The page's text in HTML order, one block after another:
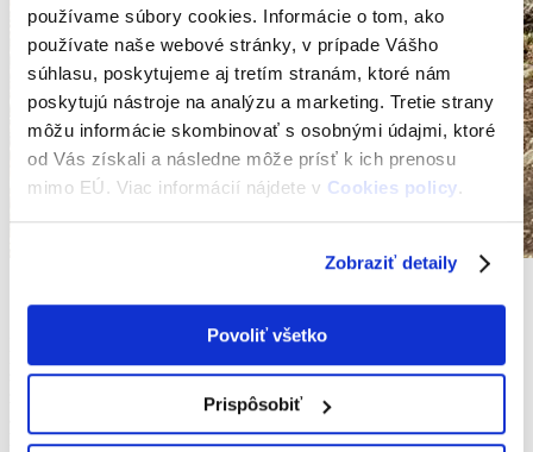
používame súbory cookies. Informácie o tom, ako
používate naše webové stránky, v prípade Vášho
súhlasu, poskytujeme aj tretím stranám, ktoré nám
poskytujú nástroje na analýzu a marketing. Tretie strany
môžu informácie skombinovať s osobnými údajmi, ktoré
od Vás získali a následne môže prísť k ich prenosu
mimo EÚ. Viac informácií nájdete v Cookies policy.
Zobraziť detaily
Povoliť všetko
Prispôsobiť
Začiatok cesty je príjemná prechádzka po otvorenej lúke, ktorá
stúpanie a tu sa začína malá výzva. Pre začiatočníkov odporúčam
zvoliť pomalšie tempo, pretože stúpanie je strmé a náročnejšie. Ale
aj pomalším tempom sa celý výstup dá zvládnuť za necelé dve
hodiny. My sme zvolili rýchlejšie tempo a na Strážov sa nám